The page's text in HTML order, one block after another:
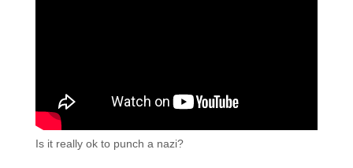
Is it really ok to punch a nazi?